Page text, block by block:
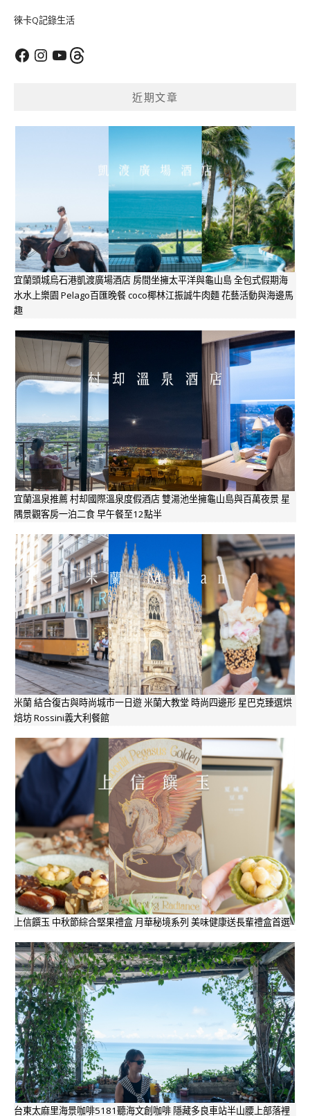
徠卡Q記錄生活
FacebookInstagram
YouTubeThreads
近期文章
宜蘭頭城烏石港凱渡廣場酒店 房間坐擁太平洋與龜山島 全包式假期海
水水上樂園 Pelago百匯晚餐 coco椰林江振誠牛肉麵 花藝活動與海邊馬
趣
宜蘭溫泉推薦 村却國際溫泉度假酒店 雙湯池坐擁龜山島與百萬夜景 星
隅景觀客房一泊二食 早午餐至12點半
米蘭 結合復古與時尚城市一日遊 米蘭大教堂 時尚四邊形 星巴克臻選烘
焙坊 Rossini義大利餐館
上信饌玉 中秋節綜合堅果禮盒 月華秘境系列 美味健康送長輩禮盒首選
台東太麻里海景咖啡5181聽海文創咖啡 隱藏多良車站半山腰上部落裡